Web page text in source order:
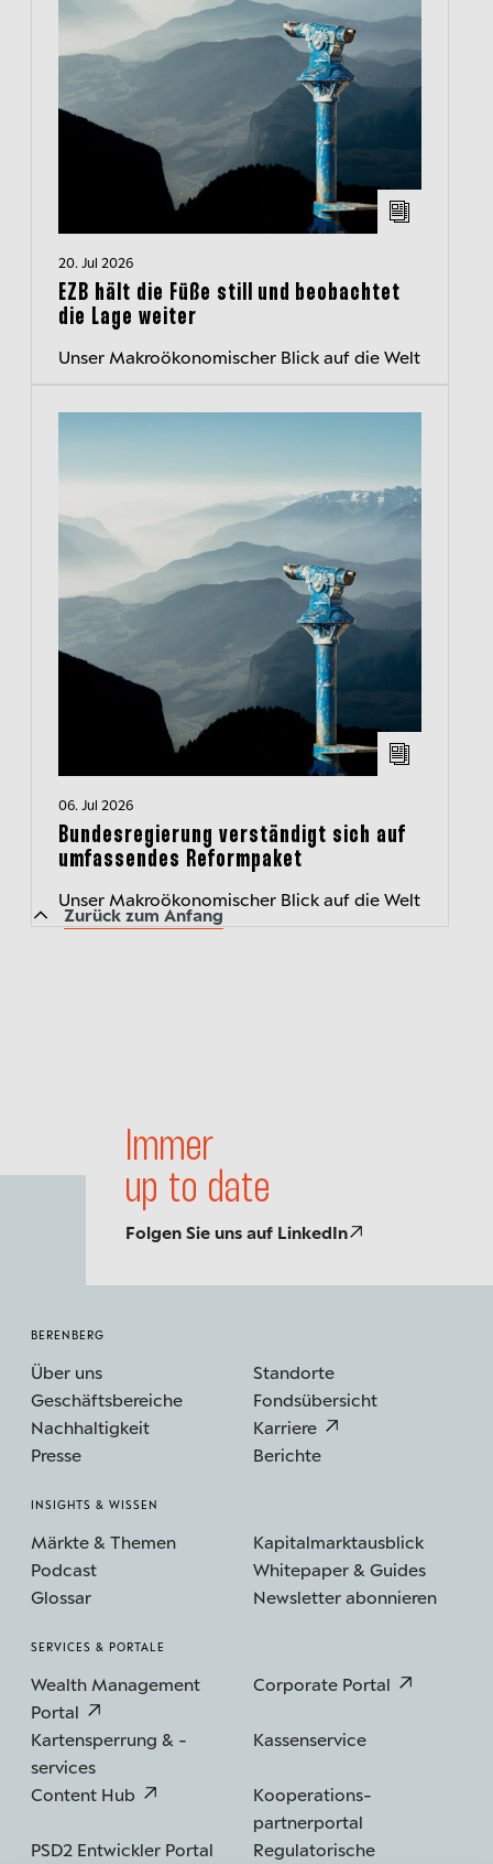
20. Jul 2026
EZB hält die Füße still und beobachtet
die Lage weiter
Unser Makroökonomischer Blick auf die Welt
06. Jul 2026
Bundesregierung verständigt sich auf
umfassendes Reformpaket
Unser Makroökonomischer Blick auf die Welt
Immer
up to date
Folgen Sie uns auf LinkedIn
Zurück zum Anfang
BERENBERG
Über uns
Standorte
Geschäftsbereiche
Fondsübersicht
Nachhaltigkeit
Karriere
Presse
Berichte
INSIGHTS & WISSEN
Märkte & Themen
Kapitalmarktausblick
Podcast
Whitepaper & Guides
Glossar
Newsletter abonnieren
SERVICES & PORTALE
Wealth Management
Portal
Corporate Portal
Kartensperrung & -
services
Kassenservice
Content Hub
Kooperations­
partnerportal
PSD2 Entwickler Portal
Regulatorische